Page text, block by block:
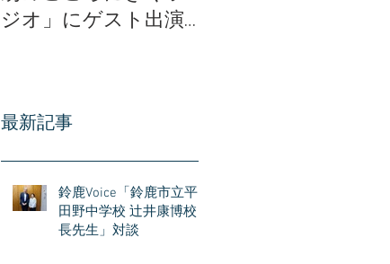
ジオ」にゲスト出演
最新記事
鈴鹿Voice「鈴鹿市立平
田野中学校 辻井康博校
長先生」対談